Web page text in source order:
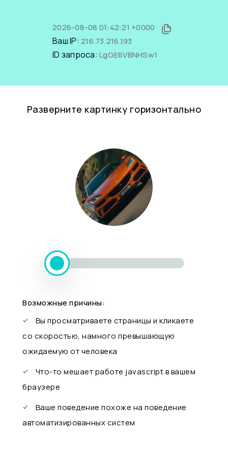
2026-08-08 01:42:21 +0000
Ваш IP: 216.73.216.193
ID запроса: LgGE6VBNHSw1
Разверните картинку горизонтально
Возможные причины:
Вы просматриваете страницы и кликаете
со скоростью, намного превышающую
ожидаемую от человека
Что-то мешает работе javascript в вашем
браузере
Ваше поведение похоже на поведение
автоматизированных систем